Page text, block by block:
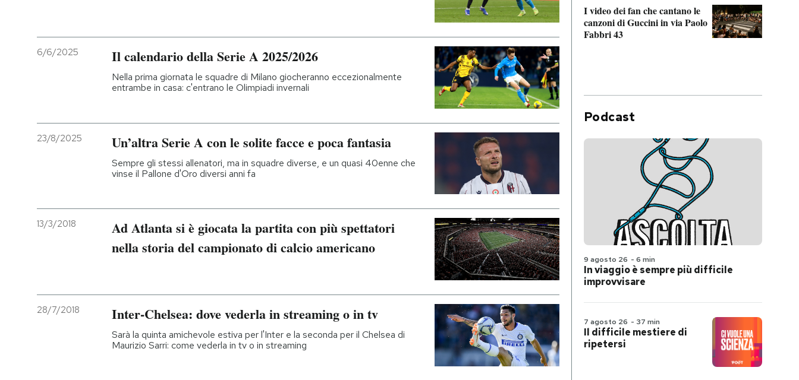
6/6/2025 Il calendario della Serie A 2025/2026
Nella prima giornata le squadre di Milano giocheranno eccezionalmente
entrambe in casa: c'entrano le Olimpiadi invernali
23/8/2025 Un’altra Serie A con le solite facce e poca fantasia
Sempre gli stessi allenatori, ma in squadre diverse, e un quasi 40enne che
vinse il Pallone d'Oro diversi anni fa
13/3/2018
Ad Atlanta si è giocata la partita con più spettatori
nella storia del campionato di calcio americano
28/7/2018 Inter-Chelsea: dove vederla in streaming o in tv
Sarà la quinta amichevole estiva per l'Inter e la seconda per il Chelsea di
Maurizio Sarri: come vederla in tv o in streaming
I video dei fan che cantano le
canzoni di Guccini in via Paolo
Fabbri 43
Podcast
9 agosto 26 - 6 min
In viaggio è sempre più difficile
improvvisare
7 agosto 26 - 37 min
Il difficile mestiere di
ripetersi